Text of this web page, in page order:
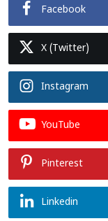
Facebook
X (Twitter)
Instagram
YouTube
Pinterest
Linkedin